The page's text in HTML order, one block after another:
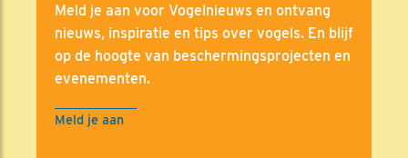
Meld je aan voor Vogelnieuws en ontvang
nieuws, inspiratie en tips over vogels. En blijf
op de hoogte van beschermingsprojecten en
evenementen.
Meld je aan